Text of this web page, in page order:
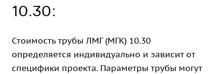
10.30:
Стоимость трубы ЛМГ (МГК) 10.30
определяется индивидуально и зависит от
специфики проекта. Параметры трубы могут